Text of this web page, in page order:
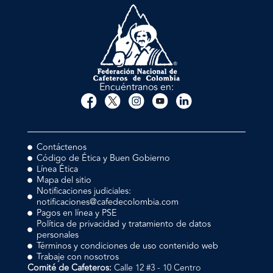
Encuéntranos en:
Contáctenos
Código de Ética y Buen Gobierno
Línea Ética
Mapa del sitio
Notificaciones judiciales:
notificaciones@cafedecolombia.com
Pagos en línea y PSE
Política de privacidad y tratamiento de datos
personales
Términos y condiciones de uso contenido web
Trabaje con nosotros
Comité de Cafeteros: Calle 12 #3 - 10 Centro